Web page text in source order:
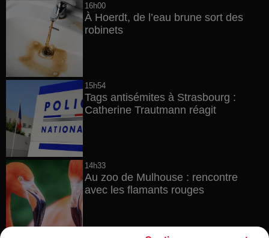
16h00
À Hoerdt, de l’eau brune sort des
robinets
15h54
Tags antisémites à Strasbourg :
Catherine Trautmann réagit
14h33
Au zoo de Mulhouse : rencontre
avec les flamants rouges